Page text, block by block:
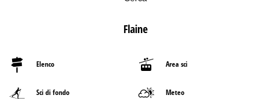
Flaine
Elenco Area sci
Sci di fondo Meteo